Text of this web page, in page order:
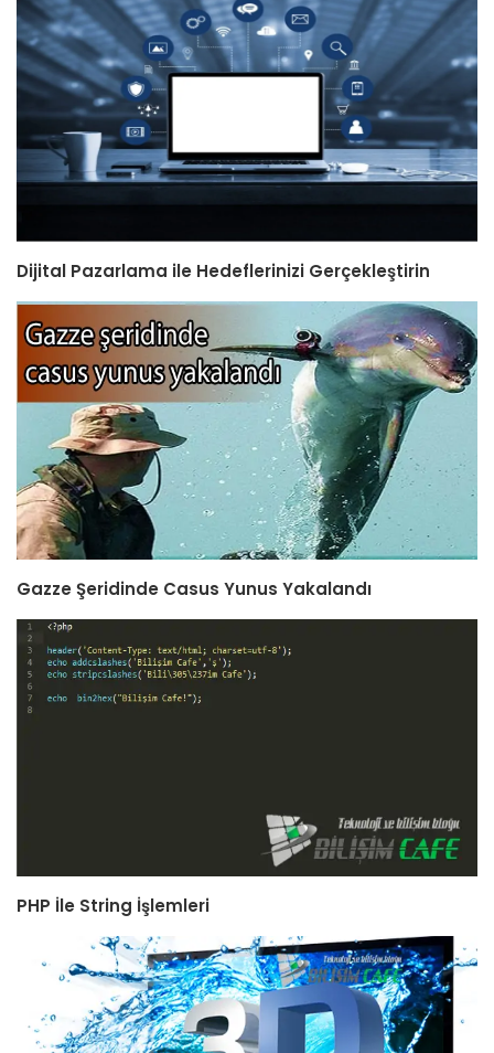
Dijital Pazarlama ile Hedeflerinizi Gerçekleştirin
Gazze Şeridinde Casus Yunus Yakalandı
PHP İle String İşlemleri